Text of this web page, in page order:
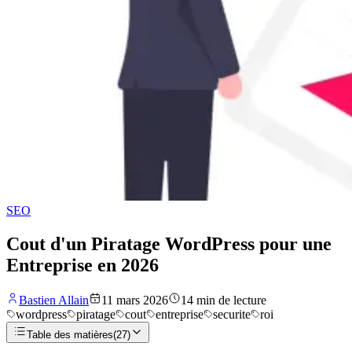
SEO
Cout d'un Piratage WordPress pour une
Entreprise en 2026
Bastien Allain 11 mars 2026 14 min de lecture
wordpress
piratage cout entreprise securite roi
Table des matières(27)